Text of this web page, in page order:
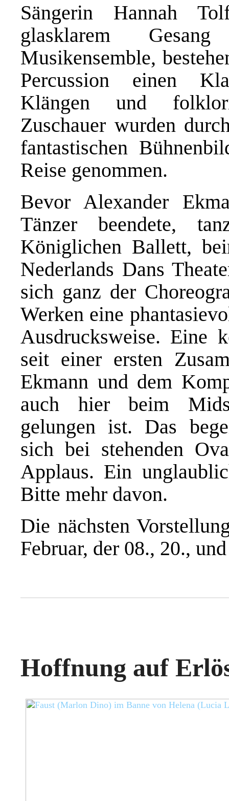
Sängerin Hannah
glasklarem
Musikensemble,
Percussion einen
Klängen und
Zuschauer wurden
fantastischen
Reise genommen.
Bevor Alexander
Tänzer beendete,
Königlichen Ballett,
Nederlands Dans
sich ganz der
Werken eine
Ausdrucksweise. Eine
seit einer ersten
Ekmann und dem
auch hier beim
gelungen ist. Das
sich bei stehenden
Applaus. Ein
Bitte mehr davon.
Die nächsten
Februar, der 08., 20.,
Hoffnung auf